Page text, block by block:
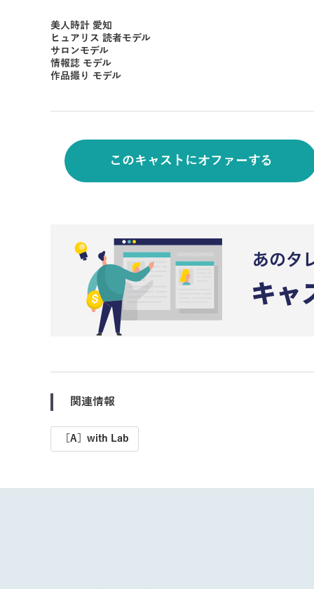
美人時計 愛知
ヒュアリス 読者モデル
サロンモデル
情報誌 モデル
作品撮り モデル
このキャストにオファーする
関連情報
［A］with Lab